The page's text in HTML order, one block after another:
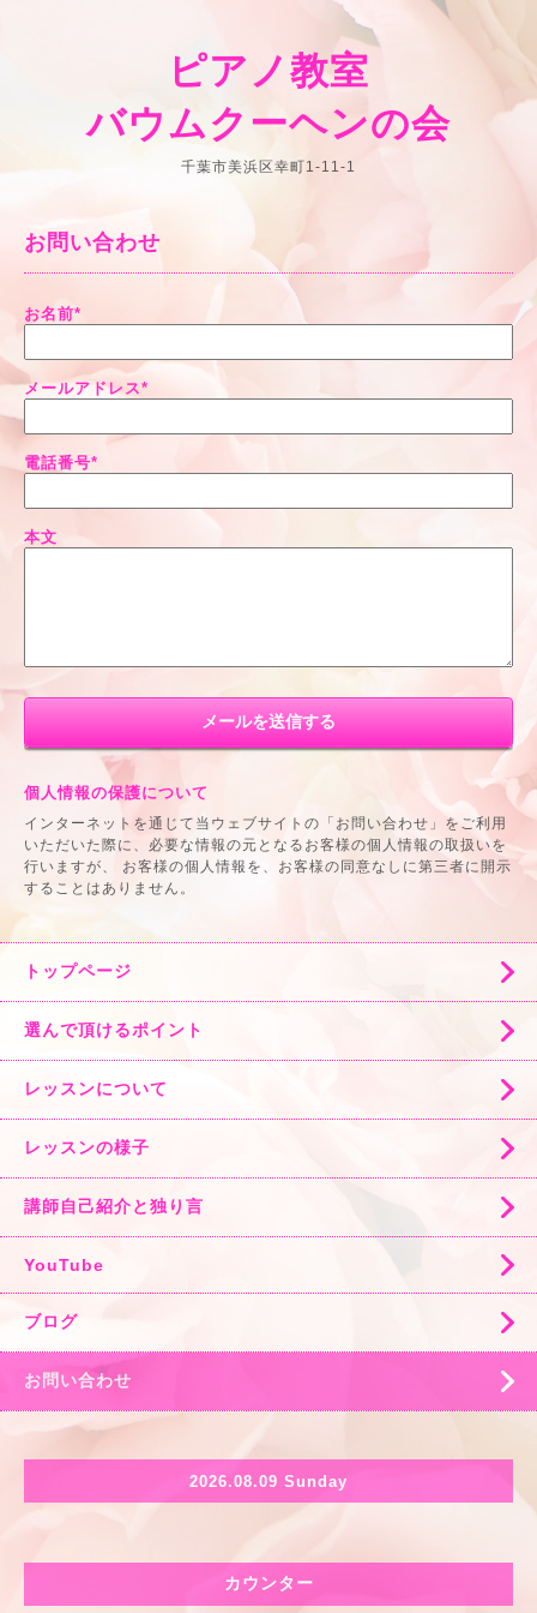
ピアノ教室
バウムクーヘンの会
千葉市美浜区幸町1-11-1
お問い合わせ
お名前*
メールアドレス*
電話番号*
本文
個人情報の保護について
インターネットを通じて当ウェブサイトの「お問い合わせ」をご利用
いただいた際に、必要な情報の元となるお客様の個人情報の取扱いを
行いますが、 お客様の個人情報を、お客様の同意なしに第三者に開示
することはありません。
トップページ
選んで頂けるポイント
レッスンについて
レッスンの様子
講師自己紹介と独り言
YouTube
ブログ
お問い合わせ
2026.08.09 Sunday
カウンター